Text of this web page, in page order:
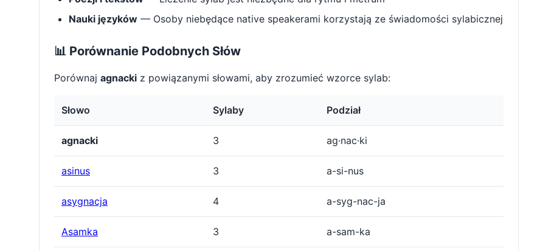
Nauki języków — Osoby niebędące native speakerami korzystają ze świadomości sylabicznej
📊 Porównanie Podobnych Słów
Porównaj agnacki z powiązanymi słowami, aby zrozumieć wzorce sylab:
Słowo Sylaby Podział
agnacki 3 ag·nac·ki
asinus 3 a-si-nus
asygnacja 4 a-syg-nac-ja
Asamka 3 a-sam-ka